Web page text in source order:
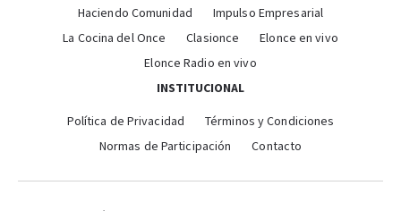
Haciendo Comunidad
Impulso Empresarial
La Cocina del Once
Clasionce
Elonce en vivo
Elonce Radio en vivo
INSTITUCIONAL
Política de Privacidad
Términos y Condiciones
Normas de Participación
Contacto